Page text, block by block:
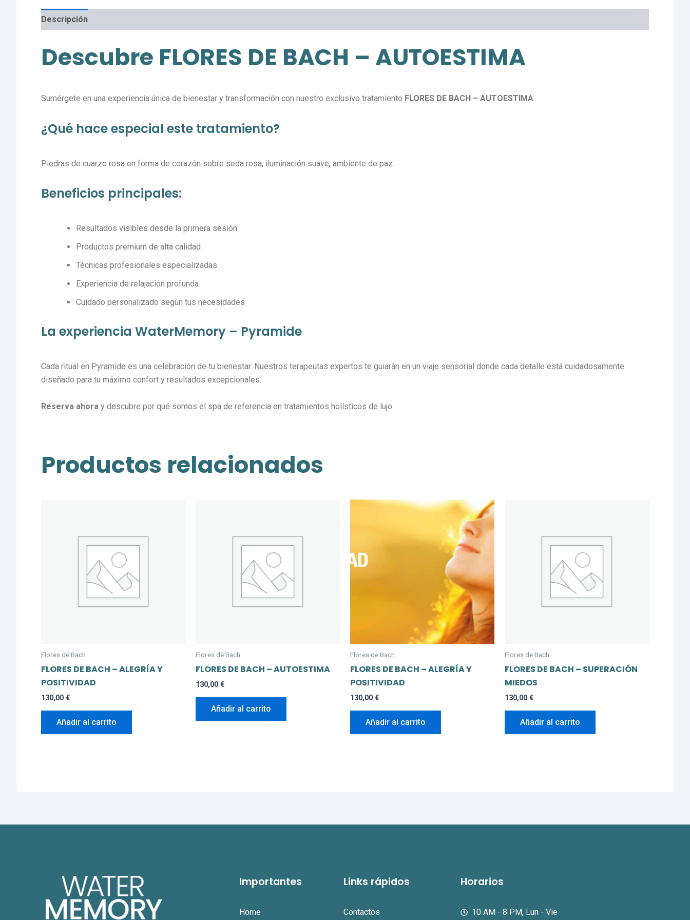
Descripción
Descubre FLORES DE BACH – AUTOESTIMA
Sumérgete en una experiencia única de bienestar y transformación con nuestro exclusivo tratamiento FLORES DE BACH – AUTOESTIMA.
¿Qué hace especial este tratamiento?
Piedras de cuarzo rosa en forma de corazón sobre seda rosa, iluminación suave, ambiente de paz.
Beneficios principales:
Resultados visibles desde la primera sesión
Productos premium de alta calidad
Técnicas profesionales especializadas
Experiencia de relajación profunda
Cuidado personalizado según tus necesidades
La experiencia WaterMemory – Pyramide
Cada ritual en Pyramide es una celebración de tu bienestar. Nuestros terapeutas expertos te guiarán en un viaje sensorial donde cada detalle está cuidadosamente
diseñado para tu máximo confort y resultados excepcionales.
Reserva ahora y descubre por qué somos el spa de referencia en tratamientos holísticos de lujo.
Productos relacionados
Flores de Bach
FLORES DE BACH – ALEGRÍA Y
POSITIVIDAD
130,00 €
Añadir al carrito
Flores de Bach
FLORES DE BACH – AUTOESTIMA
130,00 €
Añadir al carrito
Flores de Bach
FLORES DE BACH – ALEGRÍA Y
POSITIVIDAD
130,00 €
Añadir al carrito
Flores de Bach
FLORES DE BACH – SUPERACIÓN
MIEDOS
130,00 €
Añadir al carrito
Importantes
Home
Links rápidos
Contactos
Horarios
10 AM - 8 PM, Lun - Vie